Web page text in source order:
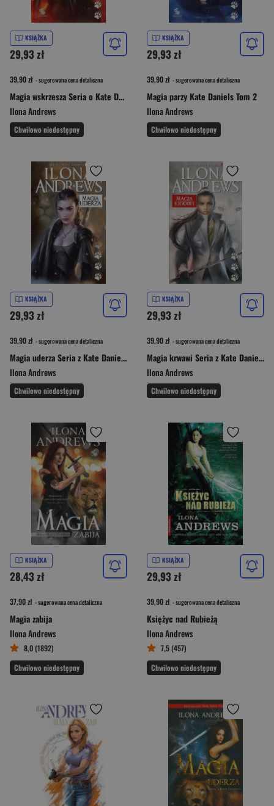
KSIĄŻKA
29,93 zł
39,90 zł - sugerowana cena detaliczna
Magia wskrzesza Seria o Kate Daniels 6
Ilona Andrews
Chwilowo niedostępny
KSIĄŻKA
29,93 zł
39,90 zł - sugerowana cena detaliczna
Magia parzy Kate Daniels Tom 2
Ilona Andrews
Chwilowo niedostępny
KSIĄŻKA
29,93 zł
39,90 zł - sugerowana cena detaliczna
Magia uderza Seria z Kate Daniels 3
Ilona Andrews
Chwilowo niedostępny
KSIĄŻKA
29,93 zł
39,90 zł - sugerowana cena detaliczna
Magia krwawi Seria z Kate Daniels 4
Ilona Andrews
Chwilowo niedostępny
KSIĄŻKA
28,43 zł
37,90 zł - sugerowana cena detaliczna
Magia zabija
Ilona Andrews
8,0 (1892)
Chwilowo niedostępny
KSIĄŻKA
29,93 zł
39,90 zł - sugerowana cena detaliczna
Księżyc nad Rubieżą
Ilona Andrews
7,5 (457)
Chwilowo niedostępny